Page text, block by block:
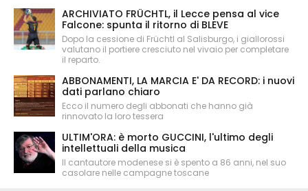
ARCHIVIATO FRÜCHTL, il Lecce pensa al vice
Falcone: spunta il ritorno di BLEVE
Dopo la cessione di Früchtl al Salisburgo, i giallorossi
valutano il portiere cresciuto nel vivaio per completare
il reparto.
ABBONAMENTI, LA MARCIA E' DA RECORD: i nuovi
dati parlano chiaro
Ecco il numero degli abbonati che hanno già
rinnovato la loro tessera
ULTIM'ORA: è morto GUCCINI, l'ultimo degli
intellettuali della musica
Il cantautore modenese si è spento a 86 anni, nel suo
casolare nelle campagne toscane